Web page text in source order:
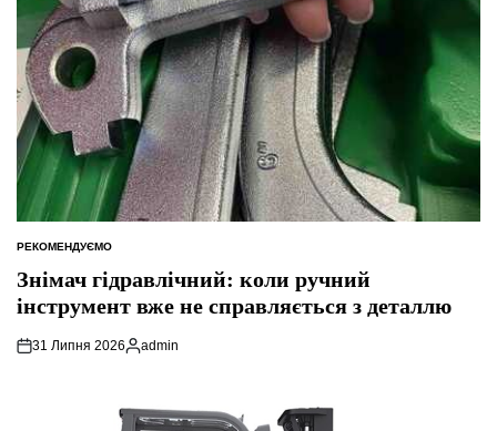
ОПУБЛІКУВАТИ
РЕКОМЕНДУЄМО
Знімач гідравлічний: коли ручний
інструмент вже не справляється з деталлю
31 Липня 2026
Опубліковано
admin